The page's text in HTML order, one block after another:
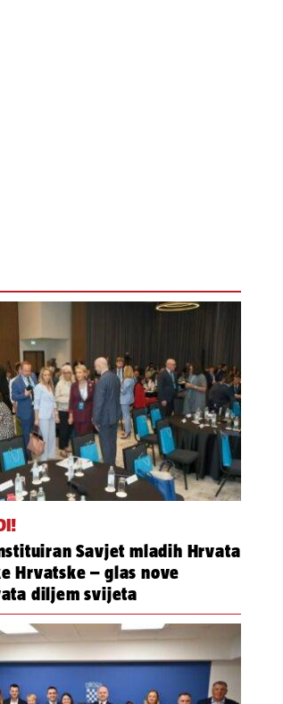
Savjet mladih Hrvata
Hrvatske – glas nove
diljem svijeta